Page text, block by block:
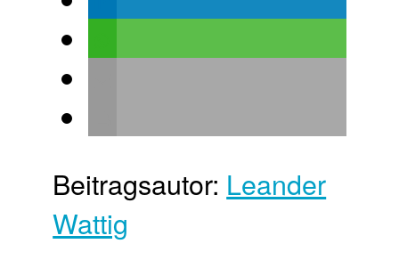
Beitragsautor: Leander
Wattig